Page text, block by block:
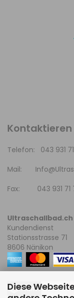
Diese
Kontaktieren
Telefon: 043 931
Mail:
Fax: 043 931 71
Ultraschallbad.ch
Kundendienst
Stationsstrasse 71
8606 Nänikon